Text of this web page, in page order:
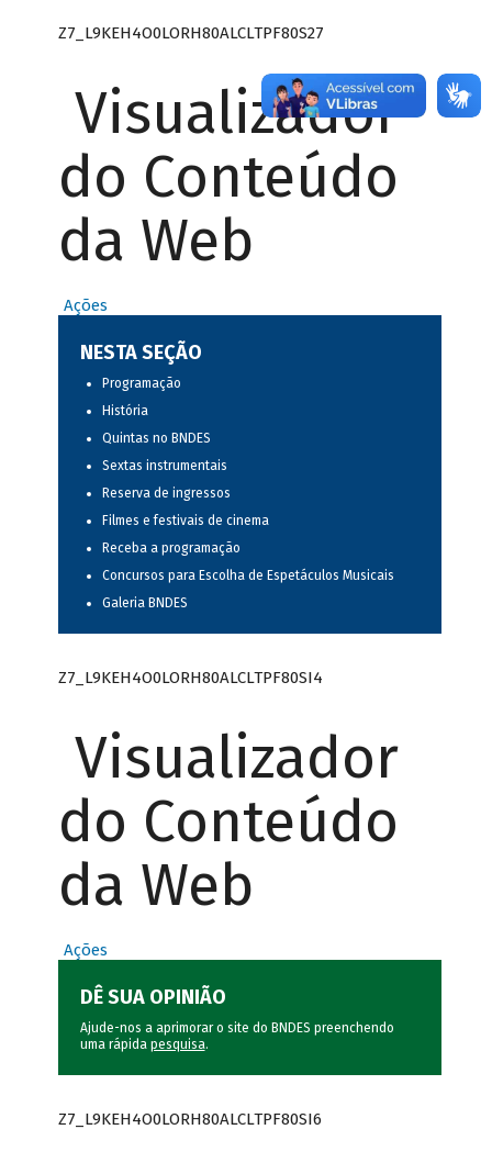
Z7_L9KEH4O0LORH80ALCLTPF80S27
Visualizador
do Conteúdo
da Web
Ações
NESTA SEÇÃO
Programação
História
Quintas no BNDES
Sextas instrumentais
Reserva de ingressos
Filmes e festivais de cinema
Receba a programação
Concursos para Escolha de Espetáculos Musicais
Galeria BNDES
Z7_L9KEH4O0LORH80ALCLTPF80SI4
Visualizador
do Conteúdo
da Web
Ações
DÊ SUA OPINIÃO
Ajude-nos a aprimorar o site do BNDES preenchendo
uma rápida pesquisa.
Z7_L9KEH4O0LORH80ALCLTPF80SI6